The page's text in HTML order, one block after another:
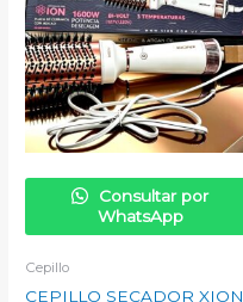
Consultar por
WhatsApp
Cepillo
CEPILLO SECADOR XION